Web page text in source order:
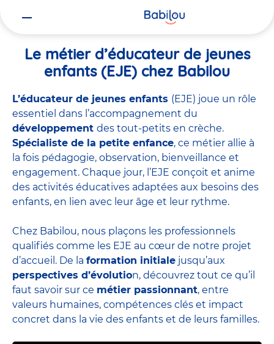
Le métier d’éducateur de jeunes
enfants (EJE) chez Babilou
L’éducateur de jeunes enfants (EJE) joue un rôle
essentiel dans l’accompagnement du
développement des tout-petits en crèche.
Spécialiste de la petite enfance, ce métier allie à
la fois pédagogie, observation, bienveillance et
engagement. Chaque jour, l’EJE conçoit et anime
des activités éducatives adaptées aux besoins des
enfants, en lien avec leur âge et leur rythme.
Chez Babilou, nous plaçons les professionnels
qualifiés comme les EJE au cœur de notre projet
d’accueil. De la formation initiale jusqu’aux
perspectives d’évolution, découvrez tout ce qu’il
faut savoir sur ce métier passionnant, entre
valeurs humaines, compétences clés et impact
concret dans la vie des enfants et de leurs familles.